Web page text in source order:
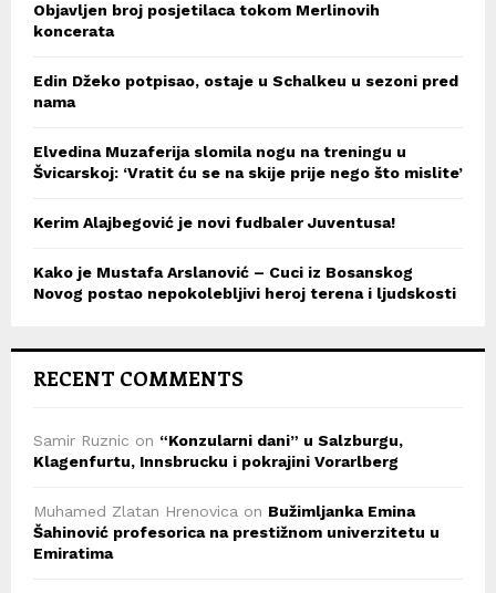
Objavljen broj posjetilaca tokom Merlinovih
koncerata
Edin Džeko potpisao, ostaje u Schalkeu u sezoni pred
nama
Elvedina Muzaferija slomila nogu na treningu u
Švicarskoj: ‘Vratit ću se na skije prije nego što mislite’
Kerim Alajbegović je novi fudbaler Juventusa!
Kako je Mustafa Arslanović – Cuci iz Bosanskog
Novog postao nepokolebljivi heroj terena i ljudskosti
RECENT COMMENTS
Samir Ruznic on “Konzularni dani” u Salzburgu,
Klagenfurtu, Innsbrucku i pokrajini Vorarlberg
Muhamed Zlatan Hrenovica on Bužimljanka Emina
Šahinović profesorica na prestižnom univerzitetu u
Emiratima